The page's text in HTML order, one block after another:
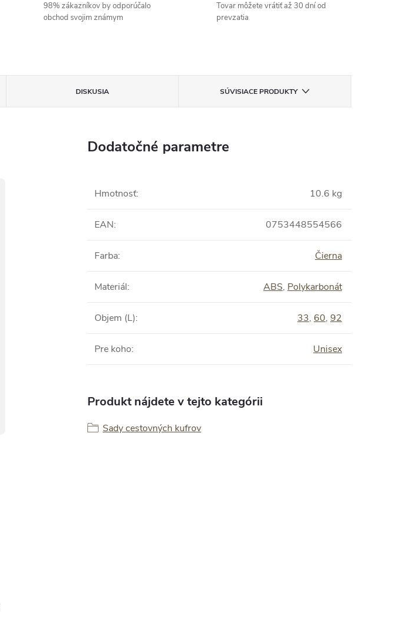
98% zákazníkov by odporúčalo
obchod svojim známym
Tovar môžete vrátiť až 30 dní od
prevzatia
DISKUSIA SÚVISIACE PRODUKTY
Dodatočné parametre
Hmotnosť: 10.6 kg
EAN: 0753448554566
Farba: Čierna
Materiál: ABS, Polykarbonát
Objem (L): 33, 60, 92
Pre koho: Unisex
Produkt nájdete v tejto kategórii
Sady cestovných kufrov